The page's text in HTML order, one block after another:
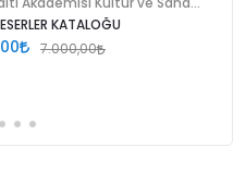
KATALOĞU
7.000,00